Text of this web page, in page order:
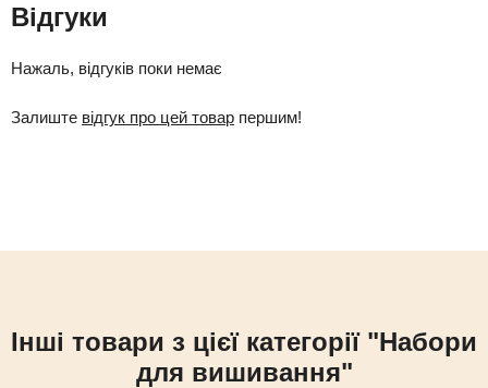
Відгуки
Нажаль, відгуків поки немає
Залиште відгук про цей товар першим!
Інші товари з цієї категорії "Набори
для вишивання"